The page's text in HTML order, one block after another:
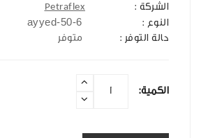
الشركة :
Petraflex
النوع :
حالة التوفر : متوفر
الكمية: